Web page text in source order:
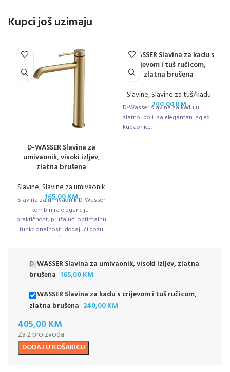
Kupci još uzimaju
D-WASSER Slavina za
umivaonik, visoki izljev,
zlatna brušena
Slavine,Slavine za umivaonik
165,00KM
Slavina za umivaonik D-Wasser
kombinira eleganciju i
praktičnost, pružajući optimalnu
funkcionalnost i dodajući dozu
luksuza vašoj kupaonici.
D-WASSER Slavina za kadu s
crijevom i tuš ručicom,
zlatna brušena
Slavine,Slavine za tuš/kadu
240,00KM
D-Wasser slavina za kadu u
zlatnoj boji: za elegantan izgled
kupaonice.
D-WASSER Slavina za umivaonik, visoki izljev, zlatna
brušena 165,00KM
D-WASSER Slavina za kadu s crijevom i tuš ručicom,
zlatna brušena 240,00KM
405,00KM
Za 2 proizvoda
DODAJ U KOŠARICU